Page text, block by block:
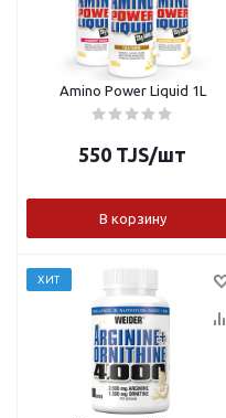
Amino Power Liquid 1L
550 TJS/шт
В корзину
ХИТ